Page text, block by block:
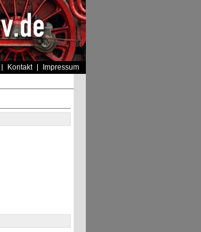
Kontakt Impressum